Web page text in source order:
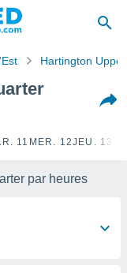
Hartington
11 MER. 12JEU. 13
par heures